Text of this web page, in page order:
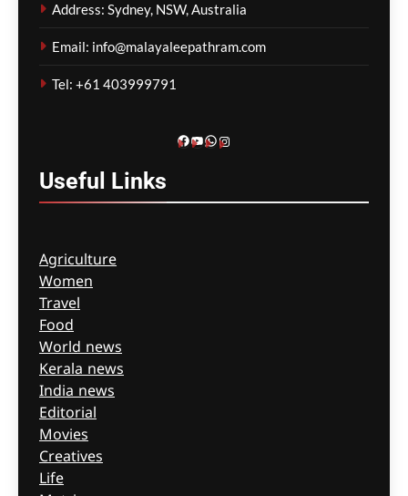
ഫിഗോ; ഫിഫ
അധ്യക്ഷനെതിരെ
വിമർശനം ശക്തമാകുന്നു
മെഹ്റു ഇസ്മായില്‍
Address: Sydney, NSW, Australia
Email: info@malayaleepathram.com
Tel: +61 403999791
Facebook
YouTube
WhatsApp
Instagram
Useful Links
Agriculture
Women
Travel
Food
World news
Kerala news
India news
Editorial
Movies
Creatives
Life